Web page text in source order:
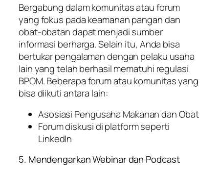
Bergabung dalam komunitas atau forum
yang fokus pada keamanan pangan dan
obat-obatan dapat menjadi sumber
informasi berharga. Selain itu, Anda bisa
bertukar pengalaman dengan pelaku usaha
lain yang telah berhasil mematuhi regulasi
BPOM. Beberapa forum atau komunitas yang
bisa diikuti antara lain:
Asosiasi Pengusaha Makanan dan Obat
Forum diskusi di platform seperti
LinkedIn
5. Mendengarkan Webinar dan Podcast